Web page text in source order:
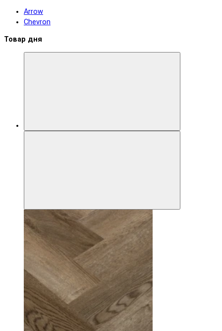
Arrow
Chevron
Товар дня